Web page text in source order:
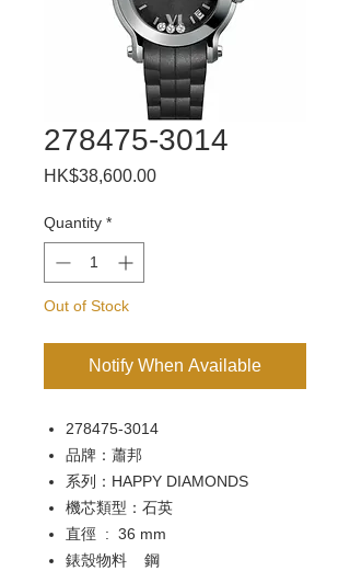
278475-3014
HK$38,600.00Price
Quantity *
Out of Stock
Notify When Available
278475-3014
品牌：蕭邦
系列：HAPPY DIAMONDS
機芯類型：石英
直徑 : 36 mm
錶殼物料 鋼